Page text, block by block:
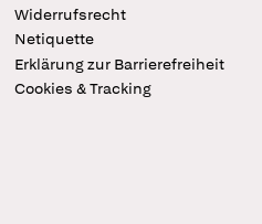
Widerrufsrecht
Netiquette
Erklärung zur Barrierefreiheit
Cookies & Tracking